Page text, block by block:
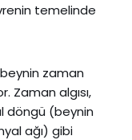
temelinde
zaman
Zaman algısı,
döngü (beynin
ağı) gibi